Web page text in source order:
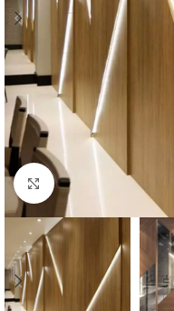
Click to enlarge